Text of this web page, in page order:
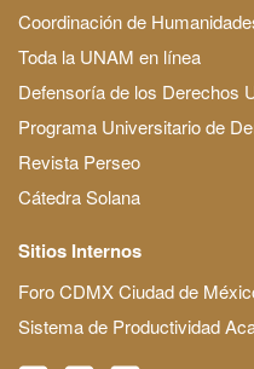
Coordinación de
Toda la UNAM en línea
Defensoría de los Derechos
Programa Universitario de
Revista Perseo
Cátedra Solana
Sitios Internos
Foro CDMX Ciudad de
Sistema de Productividad